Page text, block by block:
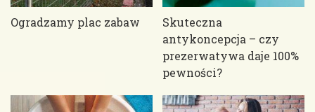
Ogradzamy plac zabaw
Skuteczna
antykoncepcja – czy
prezerwatywa daje 100%
pewności?